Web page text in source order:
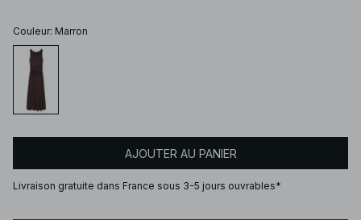
Couleur: Marron
AJOUTER AU PANIER
Livraison gratuite dans France sous 3-5 jours ouvrables*